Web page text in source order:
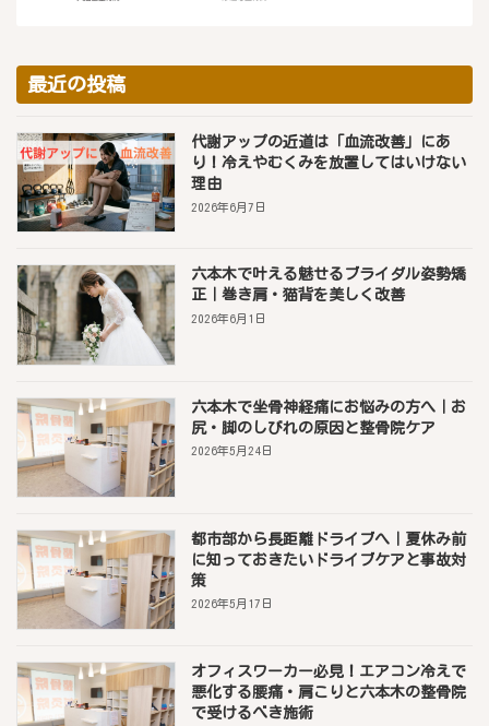
最近の投稿
代謝アップの近道は「血流改善」にあ
り！冷えやむくみを放置してはいけない
理由
2026年6月7日
六本木で叶える魅せるブライダル姿勢矯
正｜巻き肩・猫背を美しく改善
2026年6月1日
六本木で坐骨神経痛にお悩みの方へ｜お
尻・脚のしびれの原因と整骨院ケア
2026年5月24日
都市部から長距離ドライブへ｜夏休み前
に知っておきたいドライブケアと事故対
策
2026年5月17日
オフィスワーカー必見！エアコン冷えで
悪化する腰痛・肩こりと六本木の整骨院
で受けるべき施術